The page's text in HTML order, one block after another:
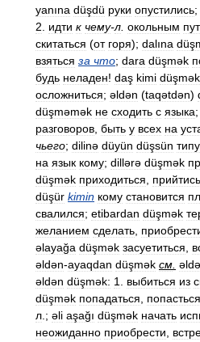
yanına düşdü руки опустились;
2
идти к чему-л окольным
скитаться (от горя); dalına
взяться за что; dara düşmək
будь неладен! daş kimi düşmək
осложниться; əldən (taqətdən)
düşməmək не сходить с языка;
разговоров быть у всех на
чьего; dilinə düyün düşsün
на язык кому; dillərə düşmək
düşmək приходиться прийтись
düşür kimin кому становится
свалился; etibardan düşmək
желанием сделать
əlayağa düşmək засуетиться
əldən-ayaqdan düşmək см
əldən düşmək: 1 выбиться из
düşmək попадаться попасться
л .; əli aşağı düşmək начать
неожиданно приобрести